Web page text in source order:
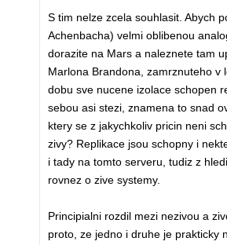
S tim nelze zcela souhlasit. Abych
Achenbacha) velmi oblibenou
dorazite na Mars a naleznete tam
Marlona Brandona, zamrznuteho v
dobu sve nucene izolace schopen
sebou asi stezi, znamena to snad
ktery se z jakychkoliv pricin neni
zivy? Replikace jsou schopny i
i tady na tomto serveru, tudiz z
rovnez o zive systemy.
Principialni rozdil mezi nezivou a
proto, ze jedno i druhe je prakticky